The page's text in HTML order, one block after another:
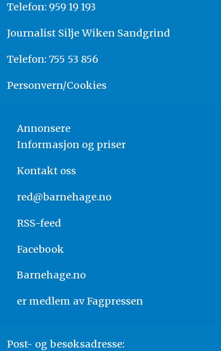
Telefon: 959 19 193
Journalist Silje Wiken Sandgrind
Telefon: 755 53 856
Personvern/Cookies
Annonsere
Informasjon og priser
Kontakt oss
red@barnehage.no
RSS-feed
Facebook
Barnehage.no
er medlem av Fagpressen
Post- og besøksadresse: